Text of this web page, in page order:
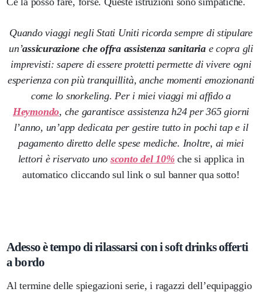
Quando viaggi negli Stati Uniti ricorda sempre di stipulare
un’assicurazione che offra assistenza sanitariae copra gli
imprevisti: sapere di essere protetti permette di vivere ogni
esperienza con più tranquillità, anche momenti emozionanti
come lo snorkeling. Per i miei viaggi mi affido a
Heymondo, che garantisce assistenza h24 per 365 giorni
l’anno, un’app dedicata per gestire tutto in pochi tap e il
pagamento diretto delle spese mediche. Inoltre, ai miei
lettori è riservato uno sconto del 10% che si applica in
automatico cliccando sul link o sul banner qua sotto!
Adesso è tempo di rilassarsi con i soft drinks offerti
a bordo
Al termine delle spiegazioni serie, i ragazzi dell’equipaggio